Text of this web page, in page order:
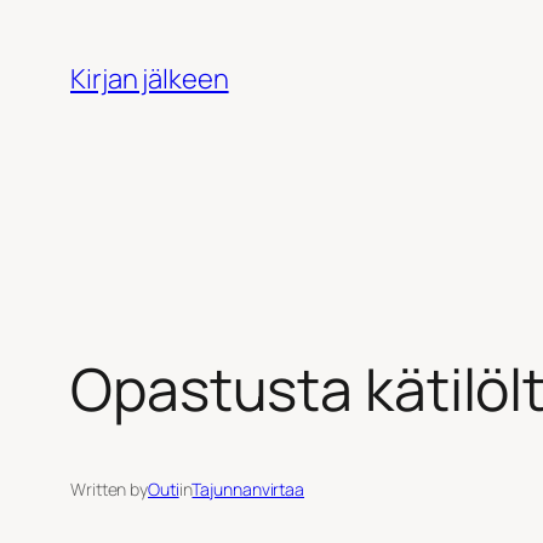
sisältöönKirjan jälkeen
Opastusta
Written byOutiinTajunnanvirtaa